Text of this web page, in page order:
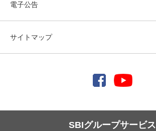
電子公告
サイトマップ
SBIグループサービス